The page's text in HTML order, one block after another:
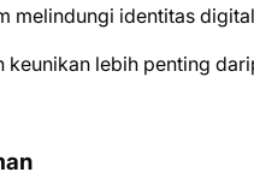
melindungi identitas
lebih penting